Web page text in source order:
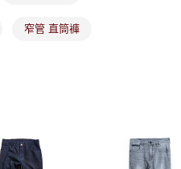
窄管 直筒褲